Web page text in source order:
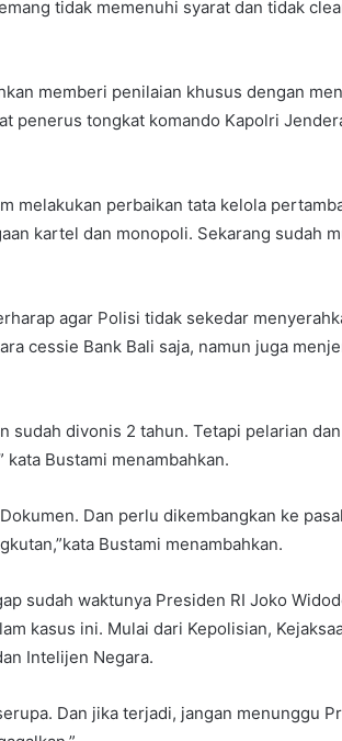
tidak memenuhi syarat dan tidak
memberi penilaian khusus dengan
penerus tongkat komando Kapolri
melakukan perbaikan tata kelola
kartel dan monopoli. Sekarang sudah
agar Polisi tidak sekedar
cessie Bank Bali saja, namun juga
sudah divonis 2 tahun. Tetapi pelarian
Bustami menambahkan.
Dan perlu dikembangkan ke
Bustami menambahkan.
sudah waktunya Presiden RI Joko
kasus ini. Mulai dari Kepolisian,
Intelijen Negara.
Dan jika terjadi, jangan menunggu